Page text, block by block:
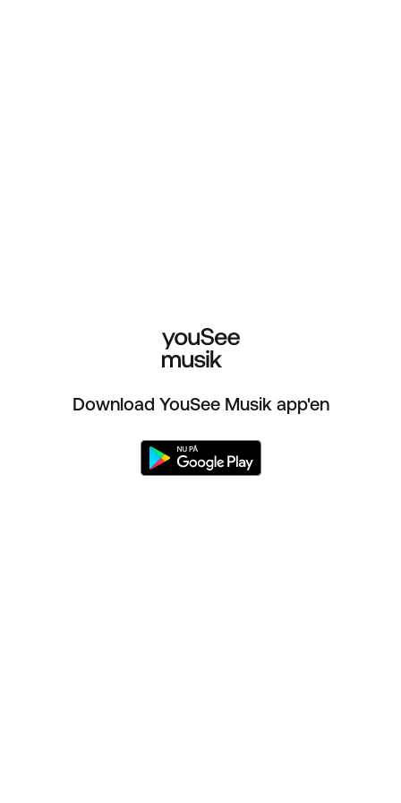
Download YouSee Musik app'en